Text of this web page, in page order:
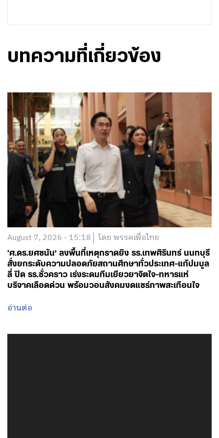
บทความที่เกี่ยวข้อง
August 7, 2026 - 15:18 โดย พรรคเพื่อไทย
‘ศ.ดร.ยศชนัน’ ลงพื้นที่เหตุกราดยิง รร.เทพศิรินทร์ นนทบุรี
สั่งยกระดับความปลอดภัยสถานศึกษาทั่วประเทศ-แก้ปมบูล
ลี่ ปิด รร.ชั่วคราว เร่งระดมทีมเยียวยาจิตใจ-ทหารแห่
บริจาคเลือดด่วน พร้อมวอนสังคมงดแชร์ภาพสะเทือนใจ
อ่านต่อ